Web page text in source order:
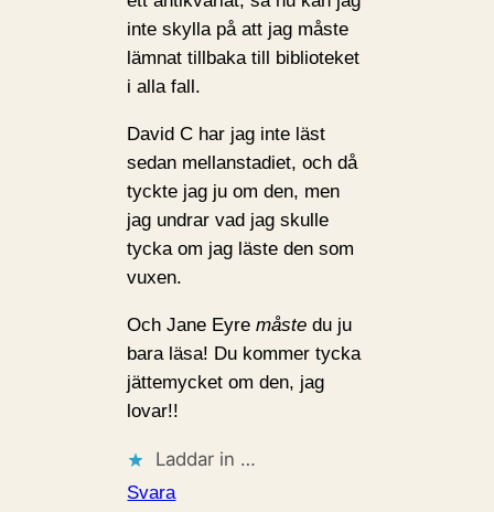
inte skylla på att jag måste
lämnat tillbaka till biblioteket
i alla fall.
David C har jag inte läst
sedan mellanstadiet, och då
tyckte jag ju om den, men
jag undrar vad jag skulle
tycka om jag läste den som
vuxen.
Och Jane Eyremåste du ju
bara läsa! Du kommer tycka
jättemycket om den, jag
lovar!!
Laddar in …
Svara